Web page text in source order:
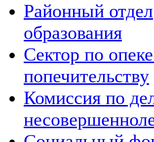
Районный отдел
образования
Сектор по
попечительству
Комиссия по